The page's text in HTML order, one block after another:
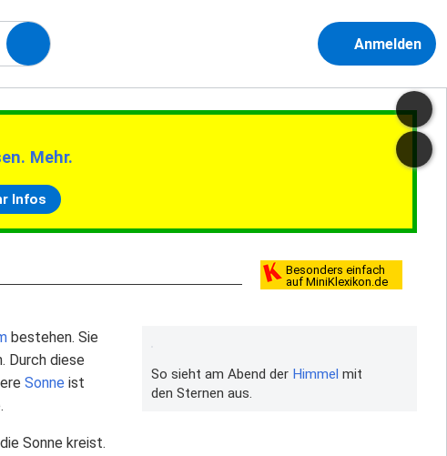
Anmelden
Mehr.
Infos
Besonders einfach
auf MiniKlexikon.de
So sieht am Abend der Himmel mit
den Sternen aus.
bestehen. Sie
Durch diese
Sonne ist
Sonne kreist.